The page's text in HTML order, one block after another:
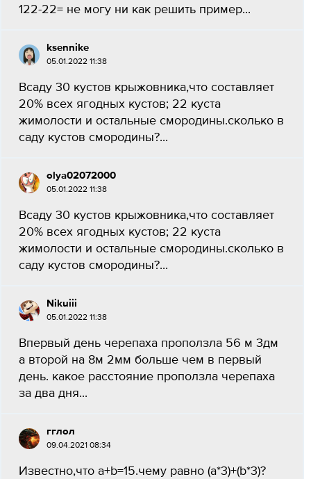
122-22= не могу ни как решить пример...
ksennike
05.01.2022 11:38
Всаду 30 кустов крыжовника,что составляет
20% всех ягодных кустов; 22 куста
жимолости и остальные смородины.сколько в
саду кустов смородины?...
olya02072000
05.01.2022 11:38
Всаду 30 кустов крыжовника,что составляет
20% всех ягодных кустов; 22 куста
жимолости и остальные смородины.сколько в
саду кустов смородины?...
Nikuiii
05.01.2022 11:38
Впервый день черепаха проползла 56 м 3дм
а второй на 8м 2мм больше чем в первый
день. какое расстояние проползла черепаха
за два дня...
гглол
09.04.2021 08:34
Известно,что a+b=15.чему равно (a*3)+(b*3)?